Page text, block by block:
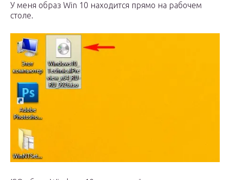
У меня образ Win 10 находится прямо на рабочем
столе.